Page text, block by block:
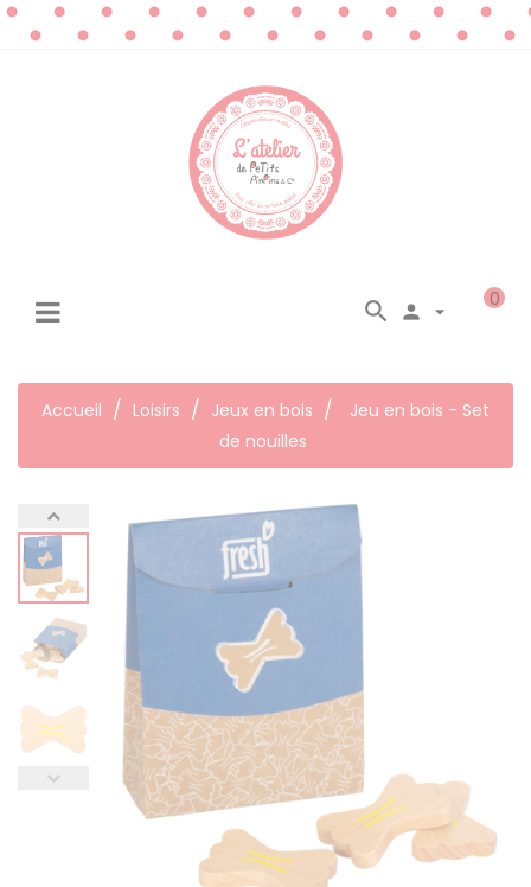
0
 

Accueil Loisirs Jeux en bois
Jeu en bois - Set
de nouilles